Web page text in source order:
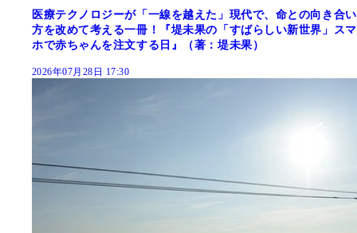
医療テクノロジーが「一線を越えた」現代で、命との向き合い
方を改めて考える一冊！『堤未果の「すばらしい新世界」スマ
ホで赤ちゃんを注文する日』（著：堤未果）
2026年07月28日 17:30